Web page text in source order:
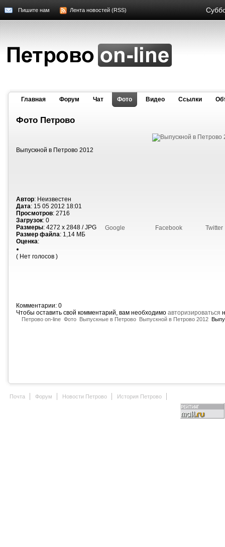
Пишите нам Лента новостей (RSS)
Главная Форум Чат Фото Видео Cсылки
Фото Петрово
Выпускной в Петрово 2012
Автор: Неизвестен
Дата: 15 05 2012 18:01
Просмотров: 2716
Загрузок: 0
Размеры: 4272 x 2848 / JPG
Размер файла: 1,14 МБ
Оценка:
( Нет голосов )
Google Facebook Twitter
Комментарии: 0
Чтобы оставить свой комментарий, вам необходимо авторизироваться
Петрово on-line Фото Выпускные в Петрово Выпускной в Петрово 2012
Почта Форум Новости Петрово История Петрово